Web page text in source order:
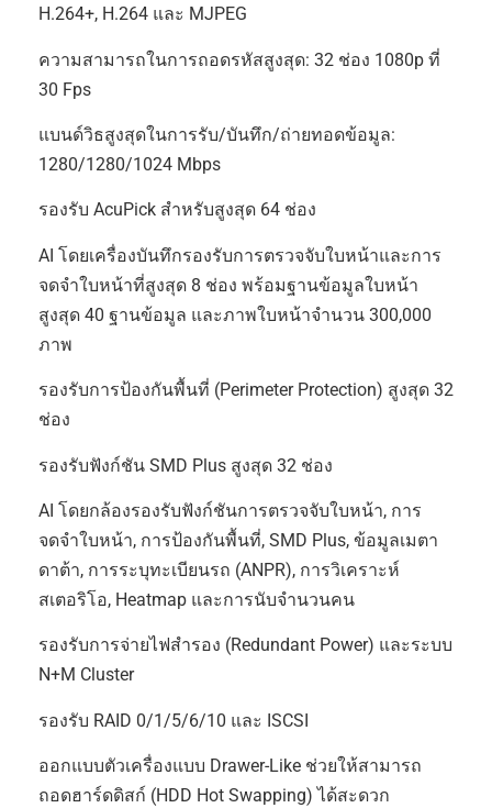
H.264+, H.264 และ MJPEG
ความสามารถในการถอดรหัสสูงสุด: 32 ช่อง 1080p ที่
30 Fps
แบนด์วิธสูงสุดในการรับ/บันทึก/ถ่ายทอดข้อมูล:
1280/1280/1024 Mbps
รองรับ AcuPick สำหรับสูงสุด 64 ช่อง
AI โดยเครื่องบันทึกรองรับการตรวจจับใบหน้าและการ
จดจำใบหน้าที่สูงสุด 8 ช่อง พร้อมฐานข้อมูลใบหน้า
สูงสุด 40 ฐานข้อมูล และภาพใบหน้าจำนวน 300,000
ภาพ
รองรับการป้องกันพื้นที่ (Perimeter Protection) สูงสุด 32
ช่อง
รองรับฟังก์ชัน SMD Plus สูงสุด 32 ช่อง
AI โดยกล้องรองรับฟังก์ชันการตรวจจับใบหน้า, การ
จดจำใบหน้า, การป้องกันพื้นที่, SMD Plus, ข้อมูลเมตา
ดาต้า, การระบุทะเบียนรถ (ANPR), การวิเคราะห์
สเตอริโอ, Heatmap และการนับจำนวนคน
รองรับการจ่ายไฟสำรอง (Redundant Power) และระบบ
N+M Cluster
รองรับ RAID 0/1/5/6/10 และ ISCSI
ออกแบบตัวเครื่องแบบ Drawer-Like ช่วยให้สามารถ
ถอดฮาร์ดดิสก์ (HDD Hot Swapping) ได้สะดวก